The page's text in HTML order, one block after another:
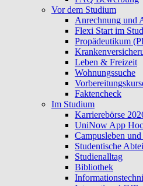
Vor dem Studium
Anrechnung und
Flexi Start im
Propädeutikum
Leben & Freizeit
Wohnungssuche
Faktencheck
Im Studium
Karrierebörse
UniNow App
Campusleben
Studentische
Studienalltag
Bibliothek